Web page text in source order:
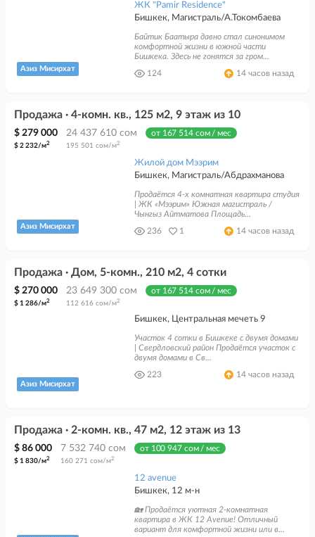
Азиз Мисирхат
ЖК "Pamir Residence"
Бишкек, Магистраль/А.Токомбаева
Байтик Баатыра давно стал синонимом
комфортной жизни в южной части
Бишкека. Здесь не гонятся за гром...
124
14 часов назад
Продажа · 4-комн. кв., 125 м2, 9 этаж из 10
$ 279 000 24 437 610 сом от 167 514 сом / мес
$ 2 232/м2 195 501 сом/м2
Азиз Мисирхат
Жилой дом Мээрим
Бишкек, Магистраль/Абдрахманова
Продаётся 4-х комнатная квартира студия
| ЖК «Мээрим» Южная магистраль /
Чынгыз Айтматова Площадь...
236
1 14 часов назад
Продажа · Дом, 5-комн., 210 м2, 4 сотки
$ 270 000 23 649 300 сом от 167 514 сом / мес
$ 1 286/м2 112 616 сом/м2
Азиз Мисирхат
Бишкек, Центральная мечеть 9
Участок 4 сотки в Бишкеке с двумя домами
| Свердловский район Продаётся участок с
двумя домами в Св...
223
14 часов назад
Продажа · 2-комн. кв., 47 м2, 12 этаж из 13
$ 86 000 7 532 740 сом от 100 947 сом / мес
$ 1 830/м2 160 271 сом/м2
12 avenue
Бишкек, 12 м-н
🏡 Продаётся уютная 2-комнатная
квартира в ЖК 12 Avenue! Отличный
вариант для комфортной жизни или в...